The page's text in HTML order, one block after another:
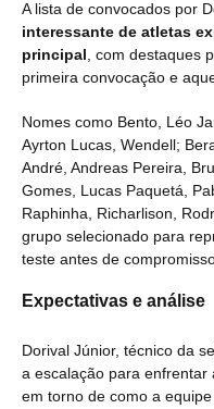
A lista de convocados por
interessante de atletas
principal , com destaques
primeira convocação e
Nomes como Bento, Léo
Ayrton Lucas, Wendell;
André, Andreas Pereira,
Gomes, Lucas Paquetá,
Raphinha, Richarlison,
grupo selecionado para
teste antes de
Expectativas e análise
Dorival Júnior, técnico da
a escalação para enfrentar
em torno de como a